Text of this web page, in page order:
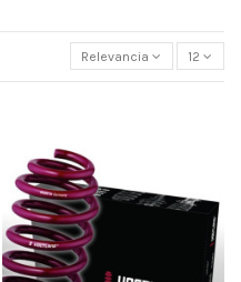
Relevancia 12